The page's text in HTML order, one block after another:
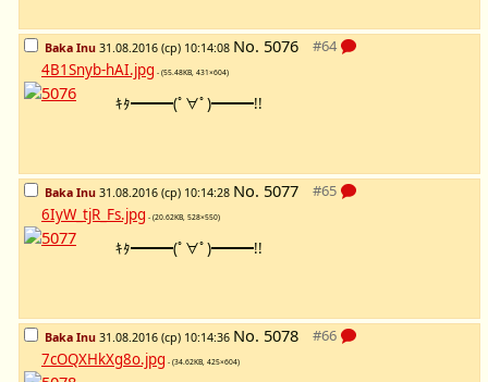
Baka Inu 31.08.2016 (ср) 10:14:08 No. 5076
4B1Snyb-hAI.jpg - (55.48KB, 431×604)
ｷﾀ━━━(ﾟ∀ﾟ)━━━!!
Baka Inu 31.08.2016 (ср) 10:14:28 No. 5077
6IyW_tjR_Fs.jpg - (20.62KB, 528×550)
ｷﾀ━━━(ﾟ∀ﾟ)━━━!!
Baka Inu 31.08.2016 (ср) 10:14:36 No. 5078
7cOQXHkXg8o.jpg - (34.62KB, 425×604)